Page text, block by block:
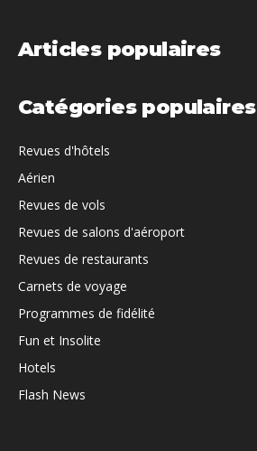
Articles populaires
Catégories populaires
Revues d'hôtels
Aérien
Revues de vols
Revues de salons d'aéroport
Revues de restaurants
Carnets de voyage
Programmes de fidélité
Fun et Insolite
Hotels
Flash News